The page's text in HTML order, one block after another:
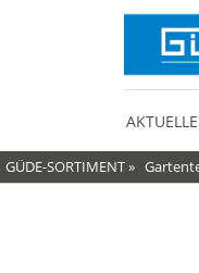
GÜDE-SORTIMENT»